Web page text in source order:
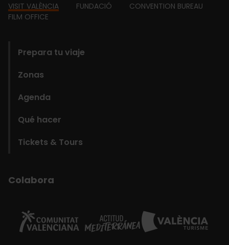
Footer
VISIT VALÈNCIA FUNDACIÓ
CONVENTION BUREAU
FILM OFFICE
Prepara tu viaje
Zonas
Agenda
Qué hacer
Tickets & Tours
Colabora